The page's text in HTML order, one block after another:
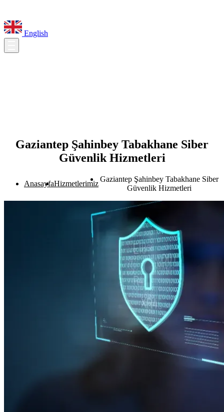
English
Gaziantep Şahinbey Tabakhane Siber
Güvenlik Hizmetleri
AnasayfaHizmetlerimiz
Gaziantep Şahinbey Tabakhane Siber
Güvenlik Hizmetleri